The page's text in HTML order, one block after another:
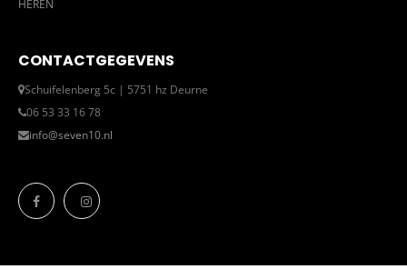
HEREN
CONTACTGEGEVENS
Schuifelenberg 5c | 5751 hz Deurne
06 53 33 16 78
info@seven10.nl